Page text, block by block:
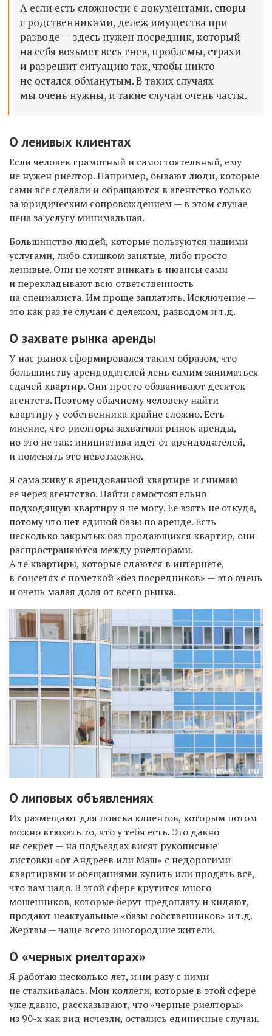
А если есть сложности с документами, споры
с родственниками, дележ имущества при
разводе — здесь нужен посредник, который
на себя возьмет весь гнев, проблемы, страхи
и разрешит ситуацию так, чтобы никто
не остался обманутым. В таких случаях
мы очень нужны, и такие случаи очень часты.
О ленивых клиентах
Если человек грамотный и самостоятельный, ему
не нужен риелтор. Например, бывают люди, которые
сами все сделали и обращаются в агентство только
за юридическим сопровождением — в этом случае
цена за услугу минимальная.
Большинство людей, которые пользуются нашими
услугами, либо слишком занятые, либо просто
ленивые. Они не хотят вникать в нюансы сами
и перекладывают всю ответственность
на специалиста. Им проще заплатить. Исключение —
это как раз те случаи с дележом, разводом и т.д.
О захвате рынка аренды
У нас рынок сформировался таким образом, что
большинству арендодателей лень самим заниматься
сдачей квартир. Они просто обзванивают десяток
агентств. Поэтому обычному человеку найти
квартиру у собственника крайне сложно. Есть
мнение, что риелторы захватили рынок аренды,
но это не так: инициатива идет от арендодателей,
и поменять это невозможно.
Я сама живу в арендованной квартире и снимаю
ее через агентство. Найти самостоятельно
подходящую квартиру я не могу. Ее взять не откуда,
потому что нет единой базы по аренде. Есть
несколько закрытых баз продающихся квартир, они
распространяются между риелторами.
А те квартиры, которые сдаются в интернете,
в соцсетях с пометкой «без посредников» — это очень
и очень малая доля от всего рынка.
О липовых объявлениях
Их размещают для поиска клиентов, которым потом
можно втюхать то, что у тебя есть. Это давно
не секрет — на подъездах висят рукописные
листовки «от Андреев или Маш» с недорогими
квартирами и обещаниями купить или продать всё,
что вам надо. В этой сфере крутится много
мошенников, которые берут предоплату и кидают,
продают неактуальные «базы собственников» и т.д.
Жертвы — чаще всего иногородние жители.
О «черных риелторах»
Я работаю несколько лет, и ни разу с ними
не сталкивалась. Мои коллеги, которые в этой сфере
уже давно, рассказывают, что «черные риелторы»
из 90-х как вид исчезли, остались единичные случаи.